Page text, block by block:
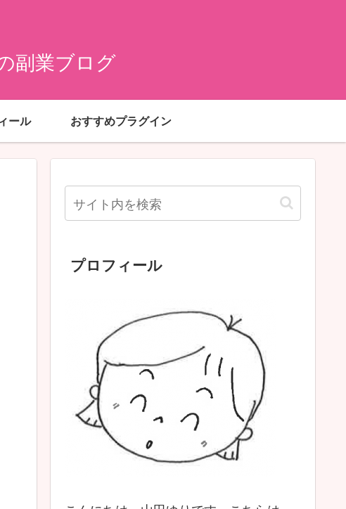
副業ブログ
ール おすすめプラグイン
プロフィール